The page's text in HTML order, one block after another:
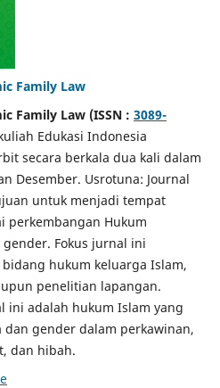
Family Law
Family Law (ISSN : 3089-
Edukasi Indonesia
secara berkala dua kali dalam
Desember. Usrotuna: Journal
untuk menjadi tempat
perkembangan Hukum
Fokus jurnal ini
hukum keluarga Islam,
penelitian lapangan.
ini adalah hukum Islam yang
gender dalam perkawinan,
dan hibah.